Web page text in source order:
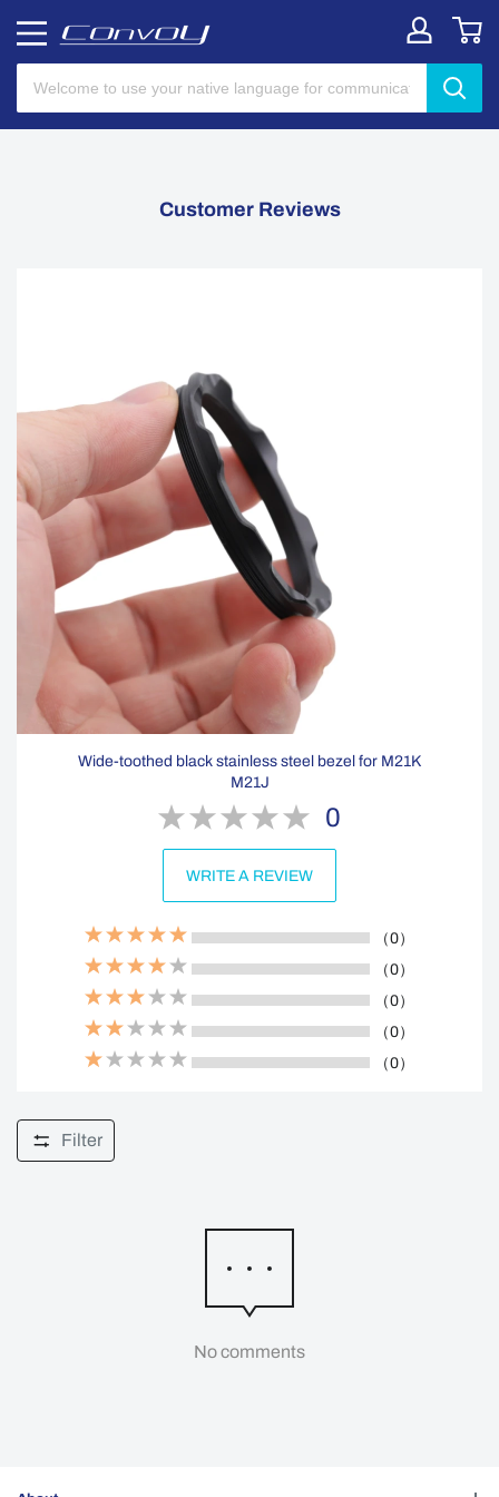
Customer Reviews
Wide-toothed black stainless steel bezel for M21K
M21J
0
WRITE A REVIEW
（0）
（0）
（0）
（0）
（0）
Filter
No comments